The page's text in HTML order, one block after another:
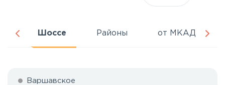
Шоссе Районы от МКАД
Варшавское